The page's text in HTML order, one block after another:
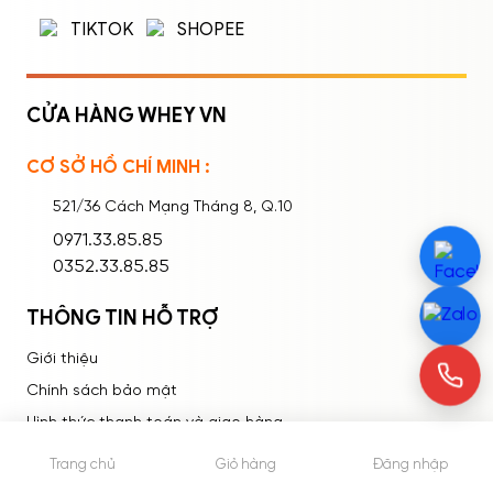
Ghi nhớ mật khẩu
Trang chủ Giỏ hàng Đăng nhập
TIKTOK
SHOPEE
CỬA HÀNG WHEY VN
CƠ SỞ HỒ CHÍ MINH :
521/36 Cách Mạng Tháng 8, Q.10
0971.33.85.85
0352.33.85.85
THÔNG TIN HỖ TRỢ
Giới thiệu
Chính sách bảo mật
Hình thức thanh toán và giao hàng
Quy Định Hoàn & Trả Hàng